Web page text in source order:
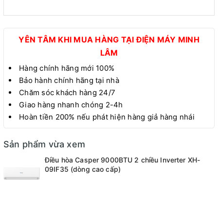
YÊN TÂM KHI MUA HÀNG TẠI ĐIỆN MÁY MINH
LÂM
Hàng chính hãng mới 100%
Bảo hành chính hãng tại nhà
Chăm sóc khách hàng 24/7
Giao hàng nhanh chóng 2-4h
Hoàn tiền 200% nếu phát hiện hàng giả hàng nhái
Sản phẩm vừa xem
Điều hòa Casper 9000BTU 2 chiều Inverter XH-
09IF35 (dòng cao cấp)